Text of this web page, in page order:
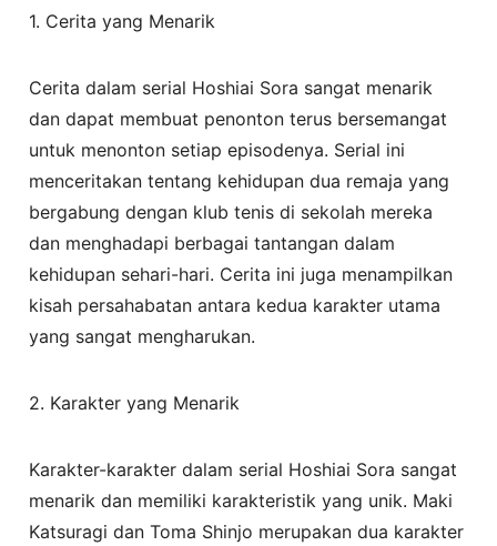
1. Cerita yang Menarik
Cerita dalam serial Hoshiai Sora sangat menarik
dan dapat membuat penonton terus bersemangat
untuk menonton setiap episodenya. Serial ini
menceritakan tentang kehidupan dua remaja yang
bergabung dengan klub tenis di sekolah mereka
dan menghadapi berbagai tantangan dalam
kehidupan sehari-hari. Cerita ini juga menampilkan
kisah persahabatan antara kedua karakter utama
yang sangat mengharukan.
2. Karakter yang Menarik
Karakter-karakter dalam serial Hoshiai Sora sangat
menarik dan memiliki karakteristik yang unik. Maki
Katsuragi dan Toma Shinjo merupakan dua karakter